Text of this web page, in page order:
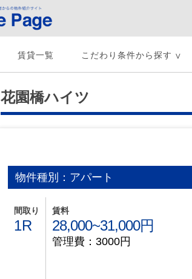
賃貸一覧 こだわり条件から探す
花園橋ハイツ
物件種別：アパート
間取り
1R
賃料
28,000~31,000円
管理費：3000円